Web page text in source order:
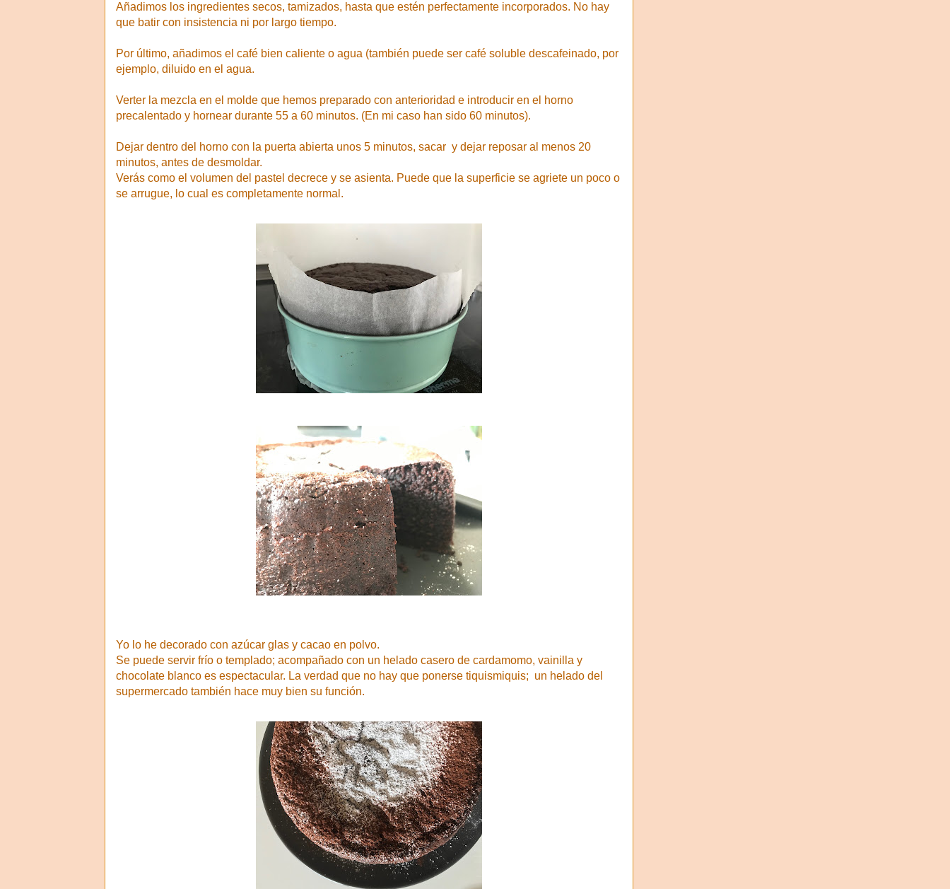
Añadimos los ingredientes secos, tamizados, hasta que estén perfectamente incorporados. No hay
que batir con insistencia ni por largo tiempo.
Por último, añadimos el café bien caliente o agua (también puede ser café soluble descafeinado, por
ejemplo, diluido en el agua.
Verter la mezcla en el molde que hemos preparado con anterioridad e introducir en el horno
precalentado y hornear durante 55 a 60 minutos. (En mi caso han sido 60 minutos).
Dejar dentro del horno con la puerta abierta unos 5 minutos, sacar y dejar reposar al menos 20
minutos, antes de desmoldar.
Verás como el volumen del pastel decrece y se asienta. Puede que la superficie se agriete un poco o
se arrugue, lo cual es completamente normal.
Yo lo he decorado con azúcar glas y cacao en polvo.
Se puede servir frío o templado; acompañado con un helado casero de cardamomo, vainilla y
chocolate blanco es espectacular. La verdad que no hay que ponerse tiquismiquis; un helado del
supermercado también hace muy bien su función.